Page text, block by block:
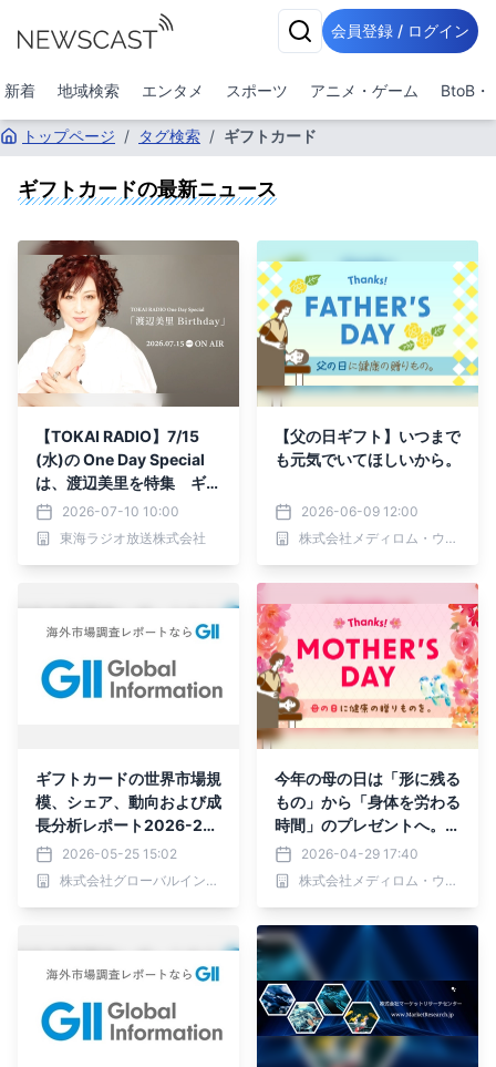
会員登録 / ログイン
新着 地域検索 エンタメ スポーツ アニメ・ゲーム BtoB・
トップページ / タグ検索 / ギフトカード
ギフトカードの最新ニュース
【TOKAI RADIO】7/15
(水)の One Day Special
は、渡辺美里を特集 ギフ
トカードやグッズが当たる
2026-07-10 10:00
東海ラジオ放送株式会社
【父の日ギフト】いつまで
も元気でいてほしいから。
2026-06-09 12:00
株式会社メディロム・ウェルネス
ギフトカードの世界市場規
模、シェア、動向および成
長分析レポート2026-20
34年2026-05-25 15:02
株式会社グローバルインフォメーション
今年の母の日は「形に残る
もの」から「身体を労わる
時間」のプレゼントへ。R
e.Ra.Kuが贈る、お母さん
の健康を願う「癒しのギフ
ト」
2026-04-29 17:40
株式会社メディロム・ウェルネス